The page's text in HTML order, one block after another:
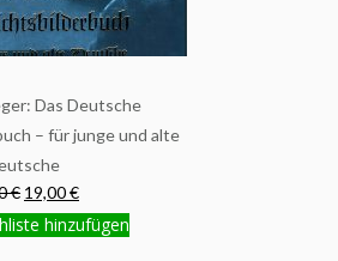
Das Deutsche
– für junge und alte
€ 19,00 €
hinzufügen